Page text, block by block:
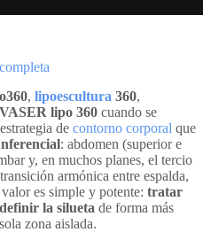
, lipoescultura 360,
VASER lipo 360 cuando se
de contorno corporal que
: abdomen (superior e
y, en muchos planes, el tercio
armónica entre espalda,
es simple y potente: tratar
definir la silueta de forma más
zona aislada.